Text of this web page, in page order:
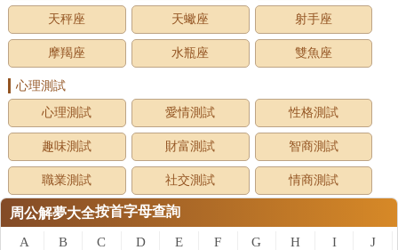
天秤座 天蠍座 射手座
摩羯座 水瓶座 雙魚座
心理測試
心理測試
愛情測試 性格測試
趣味測試 財富測試 智商測試
職業測試 社交測試 情商測試
周公解夢大全按首字母查詢
A B C D E F G H I J